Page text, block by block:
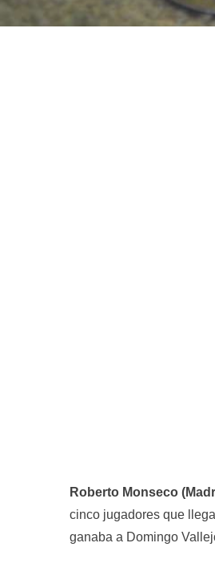
Roberto Monseco
cinco jugadores que
ganaba a Domingo